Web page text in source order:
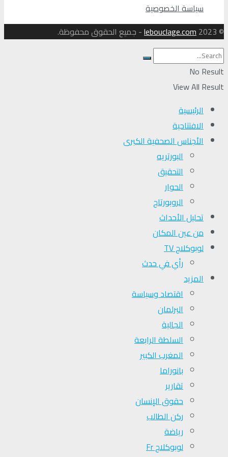
سياسة الخصوصية
© 2023
lebouclage.com- جميع الحقوق محفوظة.
No Result
View All Result
الرئيسية
الافتتاحية
الأجناس الصحفية الكبرى
البورتريه
التحقیق
الحوار
الروبورتاج
تحلیل الأحداث
من عين المكان
لوبوكلاج TV
رأي في حدث
المزيد
اقتصاد وسياسة
البرلمان
الجالية
السلطة الرابعة
المغرب الكبير
بانوراما
تقارير
حقوق الإنسان
ركن الطالب
رياضة
لوبوكلاج Fr